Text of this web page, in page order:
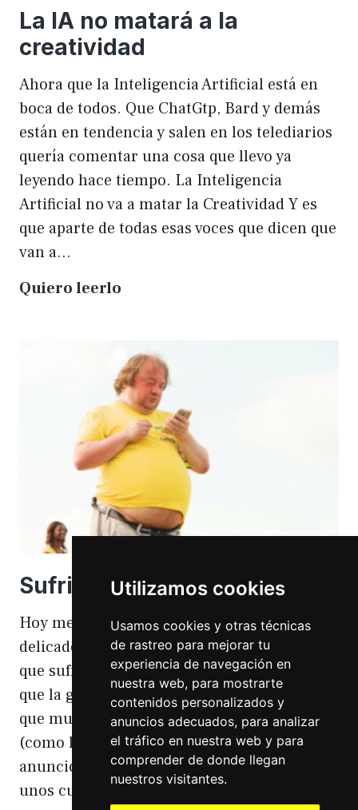
Utilizamos cookies
Usamos cookies y otras técnicas
de rastreo para mejorar tu
experiencia de navegación en
nuestra web, para mostrarte
contenidos personalizados y
anuncios adecuados, para analizar
el tráfico en nuestra web y para
comprender de donde llegan
nuestros visitantes.
SEO
La IA no matará a la
creatividad
Ahora que la Inteligencia Artificial está en
boca de todos. Que ChatGtp, Bard y demás
están en tendencia y salen en los telediarios
quería comentar una cosa que llevo ya
leyendo hace tiempo. La Inteligencia
Artificial no va a matar la Creatividad Y es
que aparte de todas esas voces que dicen que
van a…
Quiero leerlo
matará
a
la
creatividad
Sufriendo la gordofobia
Hoy me apetece hablar de un temita
delicado. Hoy hablo de gordofobia. Una cosa
que sufro día si día también. Gordofobia Y es
que la gordofobia es algo que existe. Algo
que muchas personas sufrimos en silencio
(como las hemorroides, al igual que en el
anuncio). Nos están vendiendo siempre
unos cuerpos normativos y en…